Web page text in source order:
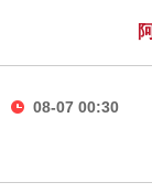
08-07 00:30